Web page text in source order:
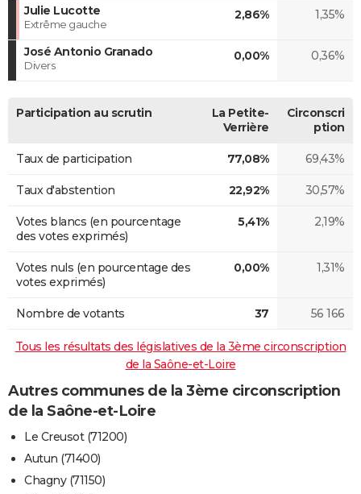
Julie Lucotte
Extrême gauche
2,86% 1,35%
José Antonio Granado
Divers
0,00% 0,36%
Participation au scrutin
La Petite-
Verrière
Circonscri
ption
Taux de participation 77,08% 69,43%
Taux d'abstention 22,92% 30,57%
Votes blancs (en pourcentage
des votes exprimés)
5,41% 2,19%
Votes nuls (en pourcentage des
votes exprimés)
0,00% 1,31%
Nombre de votants 37 56 166
Tous les résultats des législatives de la 3ème circonscription
de la Saône-et-Loire
Autres communes de la 3ème circonscription
de la Saône-et-Loire
Le Creusot (71200)
Autun (71400)
Chagny (71150)